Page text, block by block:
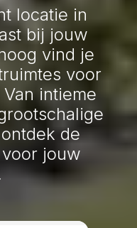
locatie in
bij jouw
vind je
voor
intieme
de
jouw